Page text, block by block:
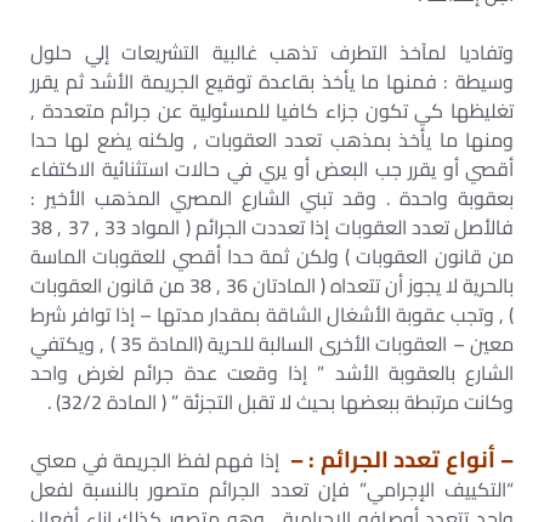
وتفاديا لمآخذ التطرف تذهب غالبية التشريعات إلي حلول
وسيطة : فمنها ما يأخذ بقاعدة توقيع الجريمة الأشد ثم يقرر
تغليظها كي تكون جزاء كافيا للمسئولية عن جرائم متعددة ,
ومنها ما يأخذ بمذهب تعدد العقوبات , ولكنه يضع لها حدا
أقصي أو يقرر جب البعض أو يري في حالات استثنائية الاكتفاء
بعقوبة واحدة . وقد تبني الشارع المصري المذهب الأخير :
فالأصل تعدد العقوبات إذا تعددت الجرائم ( المواد 33 , 37 , 38
من قانون العقوبات ) ولكن ثمة حدا أقصي للعقوبات الماسة
بالحرية لا يجوز أن تتعداه ( المادتان 36 , 38 من قانون العقوبات
) , وتجب عقوبة الأشغال الشاقة بمقدار مدتها – إذا توافر شرط
معين – العقوبات الأخرى السالبة للحرية (المادة 35 ) , ويكتفي
الشارع بالعقوبة الأشد ” إذا وقعت عدة جرائم لغرض واحد
وكانت مرتبطة ببعضها بحيث لا تقبل التجزئة ” ( المادة 32/2) .
– أنواع تعدد الجرائم : – إذا فهم لفظ الجريمة في معني
“التكييف الإجرامي” فإن تعدد الجرائم متصور بالنسبة لفعل